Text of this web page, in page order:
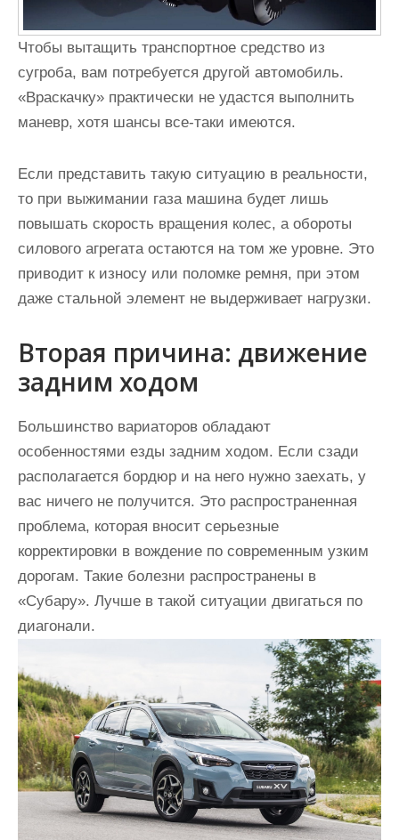
Чтобы вытащить транспортное средство из
сугроба, вам потребуется другой автомобиль.
«Враскачку» практически не удастся выполнить
маневр, хотя шансы все-таки имеются.
Если представить такую ситуацию в реальности,
то при выжимании газа машина будет лишь
повышать скорость вращения колес, а обороты
силового агрегата остаются на том же уровне. Это
приводит к износу или поломке ремня, при этом
даже стальной элемент не выдерживает нагрузки.
Вторая причина: движение
задним ходом
Большинство вариаторов обладают
особенностями езды задним ходом. Если сзади
располагается бордюр и на него нужно заехать, у
вас ничего не получится. Это распространенная
проблема, которая вносит серьезные
корректировки в вождение по современным узким
дорогам. Такие болезни распространены в
«Субару». Лучше в такой ситуации двигаться по
диагонали.